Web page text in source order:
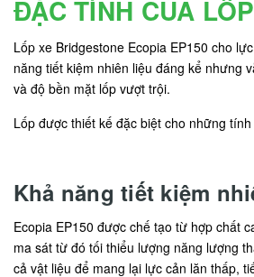
ĐẶC TÍNH CỦA LỐP
Lốp xe Bridgestone Ecopia EP150 cho
năng tiết kiệm nhiên liệu đáng kể nhưng
và độ bền mặt lốp vượt trội.
Lốp được thiết kế đặc biệt cho những
Khả năng tiết kiệm
Ecopia EP150 được chế tạo từ hợp chất
ma sát từ đó tối thiểu lượng năng lượng
cả vật liệu để mang lại lực cản lăn thấp,